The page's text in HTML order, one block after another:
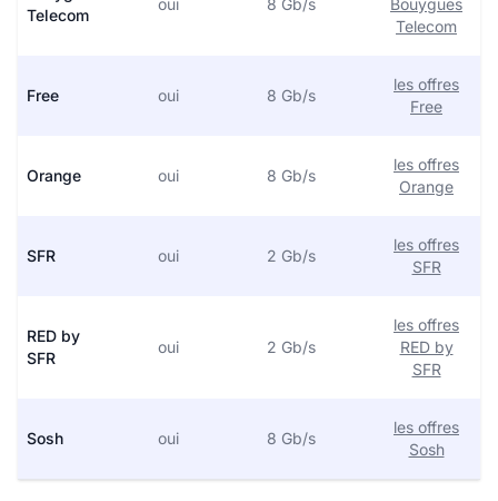
Telecom
oui 8 Gb/s
Bouygues
Telecom
Free oui 8 Gb/s
les offres
Free
Orange oui 8 Gb/s
les offres
Orange
SFR oui 2 Gb/s
les offres
SFR
RED by
SFR
oui 2 Gb/s
les offres
RED by
SFR
Sosh oui 8 Gb/s
les offres
Sosh